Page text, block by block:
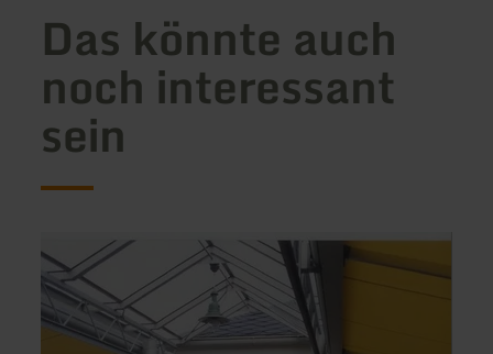
Das könnte auch
noch interessant
sein
erfahren
zu:
Eiscafe
-
Bistro
Express
mehr